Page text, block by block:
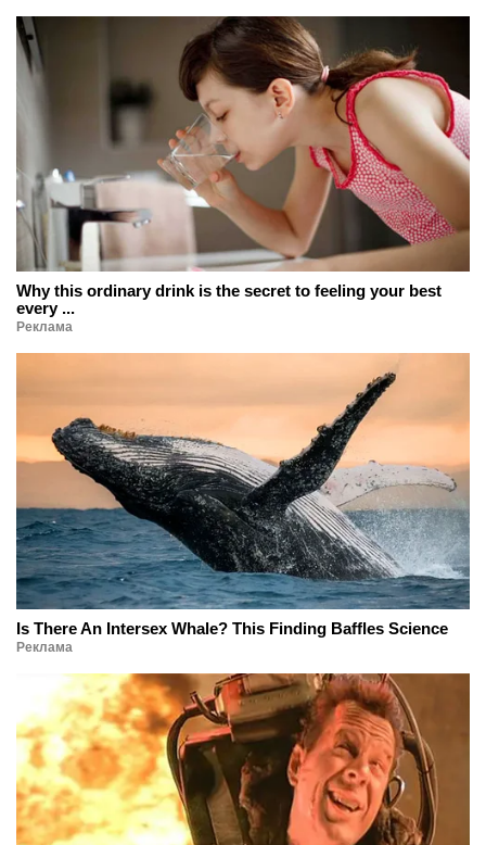
Why this ordinary drink is the secret to feeling your best
every ...
Реклама
Is There An Intersex Whale? This Finding Baffles Science
Реклама